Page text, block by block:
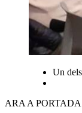
Un
ARA A PORTADA